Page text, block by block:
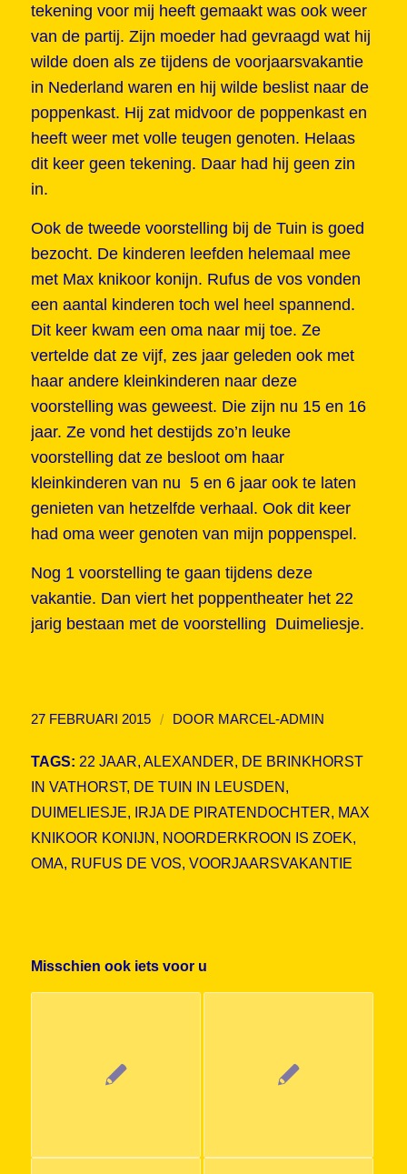
tekening voor mij heeft gemaakt was ook weer
van de partij. Zijn moeder had gevraagd wat hij
wilde doen als ze tijdens de voorjaarsvakantie
in Nederland waren en hij wilde beslist naar de
poppenkast. Hij zat midvoor de poppenkast en
heeft weer met volle teugen genoten. Helaas
dit keer geen tekening. Daar had hij geen zin
in.
Ook de tweede voorstelling bij de Tuin is goed
bezocht. De kinderen leefden helemaal mee
met Max knikoor konijn. Rufus de vos vonden
een aantal kinderen toch wel heel spannend.
Dit keer kwam een oma naar mij toe. Ze
vertelde dat ze vijf, zes jaar geleden ook met
haar andere kleinkinderen naar deze
voorstelling was geweest. Die zijn nu 15 en 16
jaar. Ze vond het destijds zo’n leuke
voorstelling dat ze besloot om haar
kleinkinderen van nu 5 en 6 jaar ook te laten
genieten van hetzelfde verhaal. Ook dit keer
had oma weer genoten van mijn poppenspel.
Nog 1 voorstelling te gaan tijdens deze
vakantie. Dan viert het poppentheater het 22
jarig bestaan met de voorstelling Duimeliesje.
27 FEBRUARI 2015 / DOOR MARCEL-ADMIN
TAGS: 22 JAAR, ALEXANDER, DE BRINKHORST
IN VATHORST, DE TUIN IN LEUSDEN,
DUIMELIESJE, IRJA DE PIRATENDOCHTER, MAX
KNIKOOR KONIJN, NOORDERKROON IS ZOEK,
OMA, RUFUS DE VOS, VOORJAARSVAKANTIE
Misschien ook iets voor u